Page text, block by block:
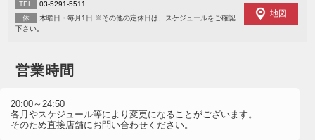
TEL
03-5291-5511
休
木曜日・毎月1日 ※その他の定休日は、スケジュールをご確認
下さい。
地図
営業時間
20:00～24:50
各月やスケジュール等により変更になることがございます。
そのため直接店舗にお問い合わせください。